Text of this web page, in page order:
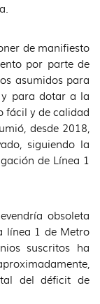
de manifiesto
por parte de
asumidos para
para dotar a la
fácil y de calidad
desde 2018,
siguiendo la
de Línea 1
obsoleta
línea 1 de Metro
suscritos ha
del déficit de